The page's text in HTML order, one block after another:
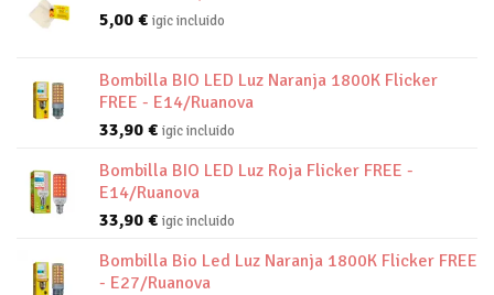
5,00 € igic incluido
Bombilla BIO LED Luz Naranja 1800K Flicker
FREE - E14/Ruanova
33,90 € igic incluido
Bombilla BIO LED Luz Roja Flicker FREE -
E14/Ruanova
33,90 € igic incluido
Bombilla Bio Led Luz Naranja 1800K Flicker FREE
- E27/Ruanova